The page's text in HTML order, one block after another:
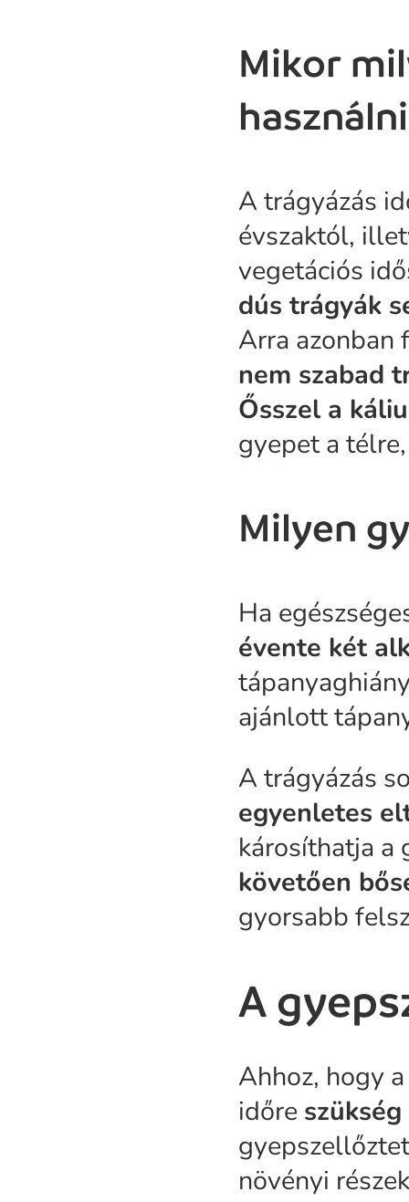
Mikor
A trágyázás
évszaktól,
vegetációs
dús trágyák
Arra
nem szabad
Ősszel a
gyepet a
Milyen
Ha
évente két
ajánlott
A trágyázás
egyenletes
károsíthatja a
követően
gyorsabb
A
Ahhoz, hogy
időre
növényi